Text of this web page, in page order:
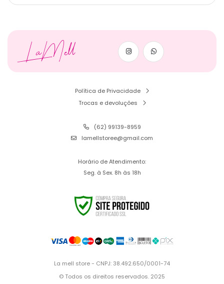
LaMell
Política de Privacidade
Trocas e devoluções
(62) 99139-8959
lamellstoree@gmail.com
Horário de Atendimento:
Seg. à Sex. 8h às 18h
La mell store - CNPJ: 38.492.650/0001-74
© Todos os direitos reservados. 2025